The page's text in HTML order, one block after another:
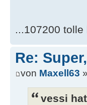
...107200
Re:
von Maxell63
vessi